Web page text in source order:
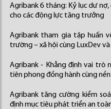
Agribank 6 tháng: Kỷ lục dư
cho các động lực tăng trưởng
Agribank tham gia tập huấn
trường – xã hội cùng LuxDev và
Agribank - Khẳng định vai trò
tiên phong đồng hành cùng
Agribank tăng cường kiểm
định mục tiêu phát triển an